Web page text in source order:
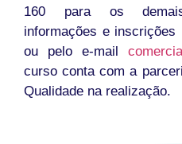
160 para os
informações e inscrições
ou pelo e-mail
curso conta com a
Qualidade na realização.